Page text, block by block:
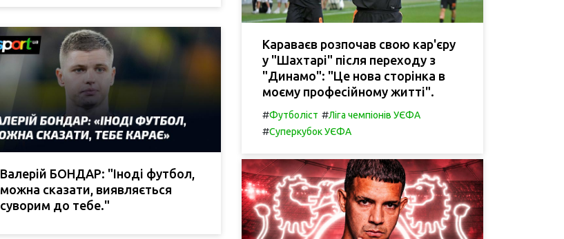
Валерій БОНДАР: "Іноді футбол,
можна сказати, виявляється
суворим до тебе."
Караваєв розпочав свою кар'єру
у "Шахтарі" після переходу з
"Динамо": "Це нова сторінка в
моєму професійному житті".
#Футболіст #Ліга чемпіонів УЄФА
#Суперкубок УЄФА